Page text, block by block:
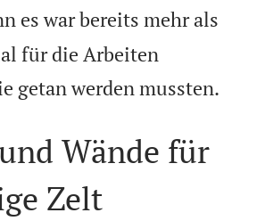
es war bereits mehr als
für die Arbeiten
getan werden mussten.
Wände für
Zelt